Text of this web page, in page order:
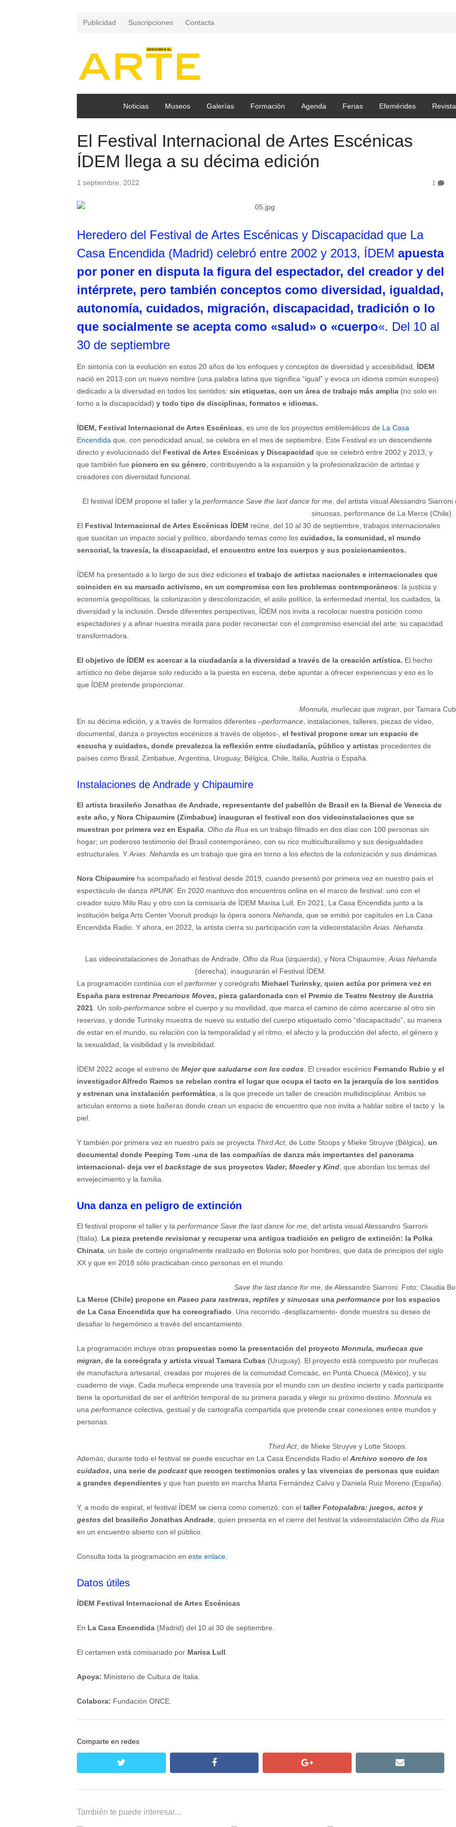
Publicidad Suscripciones Contacta
Noticias Museos Galerías Formación Agenda Ferias Efemérides Revista
El Festival Internacional de Artes Escénicas
ÍDEM llega a su décima edición
1 septiembre, 2022 1
Heredero del Festival de Artes Escénicas y Discapacidad que La
Casa Encendida (Madrid) celebró entre 2002 y 2013, ÍDEM apuesta
por poner en disputa la figura del espectador, del creador y del
intérprete, pero también conceptos como diversidad, igualdad,
autonomía, cuidados, migración, discapacidad, tradición o lo
que socialmente se acepta como «salud» o «cuerpo«. Del 10 al
30 de septiembre
En sintonía con la evolución en estos 20 años de los enfoques y conceptos de diversidad y accesibilidad, ÍDEM
nació en 2013 con un nuevo nombre (una palabra latina que significa “igual” y evoca un idioma común europeo)
dedicado a la diversidad en todos los sentidos: sin etiquetas, con un área de trabajo más amplia (no solo en
torno a la discapacidad) y todo tipo de disciplinas, formatos e idiomas.
ÍDEM, Festival Internacional de Artes Escénicas , es uno de los proyectos emblemáticos de La Casa
Encendida que, con periodicidad anual, se celebra en el mes de septiembre. Este Festival es un descendiente
directo y evolucionado del Festival de Artes Escénicas y Discapacidad que se celebró entre 2002 y 2013, y
que también fue pionero en su género , contribuyendo a la expansión y la profesionalización de artistas y
creadores con diversidad funcional.
El festival ÍDEM propone el taller y la performance Save the last dance for me , del artista visual Alessandro
sinuosas, performance de La Merce (Chile).
El Festival Internacional de Artes Escénicas ÍDEM reúne, del 10 al 30 de septiembre, trabajos internacionales
que suscitan un impacto social y político, abordando temas como los cuidados, la comunidad, el mundo
sensorial, la travesía, la discapacidad, el encuentro entre los cuerpos y sus posicionamientos.
ÍDEM ha presentado a lo largo de sus diez ediciones el trabajo de artistas nacionales e internacionales que
coinciden en su marcado activismo, en un compromiso con los problemas contemporáneos: la justicia y
economía geopolíticas, la colonización y descolonización, el asilo político, la enfermedad mental, los cuidados, la
diversidad y la inclusión. Desde diferentes perspectivas, ÍDEM nos invita a recolocar nuestra posición como
espectadores y a afinar nuestra mirada para poder reconectar con el compromiso esencial del arte: su capacidad
transformadora.
El objetivo de ÍDEM es acercar a la ciudadanía a la diversidad a través de la creación artística. El hecho
artístico no debe dejarse solo reducido a la puesta en escena, debe apuntar a ofrecer experiencias y eso es lo
que ÍDEM pretende proporcionar.
Monnula, muñecas que migran , por Tamara
En su décima edición, y a través de formatos diferentes –performance , instalaciones, talleres, piezas de vídeo,
documental, danza o proyectos escénicos a través de objetos-, el festival propone crear un espacio de
escucha y cuidados, donde prevalezca la reflexión entre ciudadanía, público y artistas procedentes de
países como Brasil, Zimbabue, Argentina, Uruguay, Bélgica, Chile, Italia, Austria o España.
Instalaciones de Andrade y Chipaumire
El artista brasileño Jonathas de Andrade, representante del pabellón de Brasil en la Bienal de Venecia de
este año, y Nora Chipaumire (Zimbabue) inauguran el festival con dos videoinstalaciones que se
muestran por primera vez en España Olho da Rua es un trabajo filmado en dos días con 100 personas sin
hogar; un poderoso testimonio del Brasil contemporáneo, con su rico multiculturalismo y sus desigualdades
estructurales. Y Arias. Nehanda es un trabajo que gira en torno a los efectos de la colonización y sus dinámicas.
Nora Chipaumire ha acompañado el festival desde 2019, cuando presentó por primera vez en nuestro país el
espectáculo de danza #PUNK. En 2020 mantuvo dos encuentros online en el marco de festival: uno con el
creador suizo Milo Rau y otro con la comisaria de ÍDEM Marisa Lull. En 2021, La Casa Encendida junto a la
institución belga Arts Center Vooruit produjo la ópera sonora Nehanda , que se emitió por capítulos en La Casa
Encendida Radio. Y ahora, en 2022, la artista cierra su participación con la videoinstalación Arias. Nehanda
Las videoinstalaciones de Jonathas de Andrade, Olho da Rua (izquierda), y Nora Chipaumire, Arias Nehanda
(derecha), inaugurarán el Festival ÍDEM.
La programación continúa con el performer y coreógrafo Michael Turinsky, quien actúa por primera vez en
España para estrenarPrecarious Moves, pieza galardonada con el Premio de Teatro Nestroy de Austria
2021 . Un solo-performance sobre el cuerpo y su movilidad, que marca el camino de cómo acercarse al otro sin
reservas, y donde Turinsky muestra de nuevo su estudio del cuerpo etiquetado como “discapacitado”, su manera
de estar en el mundo, su relación con la temporalidad y el ritmo, el afecto y la producción del afecto, el género y
la sexualidad, la visibilidad y la invisibilidad.
ÍDEM 2022 acoge el estreno de Mejor que saludarse con los codos El creador escénico Fernando Rubio y el
investigador Alfredo Ramos se rebelan contra el lugar que ocupa el tacto en la jerarquía de los sentidos
y estrenan una instalación performática , a la que precede un taller de creación multidisciplinar. Ambos se
articulan entorno a siete bañeras donde crean un espacio de encuentro que nos invita a hablar sobre el tacto y la
piel.
Y también por primera vez en nuestro país se proyecta Third Act, de Lotte Stoops y Mieke Struyve (Bélgica), un
documental donde Peeping Tom -una de las compañías de danza más importantes del panorama
internacional- deja ver el backstage de sus proyectos Vader, Moedery Kind , que abordan los temas del
envejecimiento y la familia.
Una danza en peligro de extinción
El festival propone el taller y la performance Save the last dance for me , del artista visual Alessandro Siarroni
(Italia). La pieza pretende revisionar y recuperar una antigua tradición en peligro de extinción: la Polka
Chinata , un baile de cortejo originalmente realizado en Bolonia solo por hombres, que data de principios del siglo
XX y que en 2018 sólo practicaban cinco personas en el mundo.
Save the last dance for me , de Alessandro Siarroni. Foto: Claudia
La Merce (Chile) propone en Paseo para rastreras, reptiles y sinuosas una performance por los espacios
de La Casa Encendida que ha coreografiado . Una recorrido -desplazamiento- donde muestra su deseo de
desafiar lo hegemónico a través del encantamiento.
La programación incluye otras propuestas como la presentación del proyecto Monnula, muñecas que
migran, de la coreógrafa y artista visual Tamara Cubas (Uruguay). El proyecto está compuesto por muñecas
de manufactura artesanal, creadas por mujeres de la comunidad Comcaác, en Punta Chueca (México), y su
cuaderno de viaje. Cada muñeca emprende una travesía por el mundo con un destino incierto y cada participante
tiene la oportunidad de ser el anfitrión temporal de su primera parada y elegir su próximo destino. Monnula es
una performance colectiva, gestual y de cartografía compartida que pretende crear conexiones entre mundos y
personas.
Third Act, de Mieke Struyve y Lotte Stoops.
Además, durante todo el festival se puede escuchar en La Casa Encendida Radio el Archivo sonoro de los
cuidados, una serie de podcast que recogen testimonios orales y las vivencias de personas que cuidan
a grandes dependientes y que han puesto en marcha Marta Fernández Calvo y Daniela Ruiz Moreno (España).
Y, a modo de espiral, el festival ÍDEM se cierra como comenzó: con el tallerFotopalabra: juegos, actos y
gestos del brasileño Jonathas Andrade , quien presenta en el cierre del festival la videoinstalación Olho da Rua
en un encuentro abierto con el público.
Consulta toda la programación en este enlace.
Datos útiles
ÍDEM Festival Internacional de Artes Escénicas
En La Casa Encendida (Madrid) del 10 al 30 de septiembre.
El certamen está comisariado por Marisa Lull
Apoya: Ministerio de Cultura de Italia.
Colabora: Fundación ONCE.
Comparte en redes
twitter facebook google+ email
También te puede interesar...